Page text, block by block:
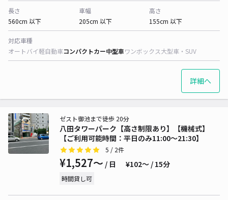
長さ
560cm 以下
車幅
205cm 以下
高さ
155cm 以下
対応車種
オートバイ軽自動車コンパクトカー中型車ワンボックス大型車・SUV
詳細へ
八田タワーパーク【高さ制限あり】【機械式】
【ご利用可能時間：平日のみ11:00～21:30】
ゼスト御池まで徒歩 20分
5 / 2件
¥1,527〜 / 日 ¥102〜 / 15分
時間貸し可